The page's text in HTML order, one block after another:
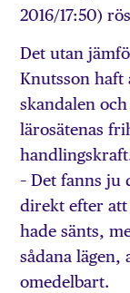
2016/17:50)
Det utan
Knutsson haft
skandalen
lärosätenas
– Det fanns ju
direkt efter
hade sänts,
sådana lägen,
omedelbart.